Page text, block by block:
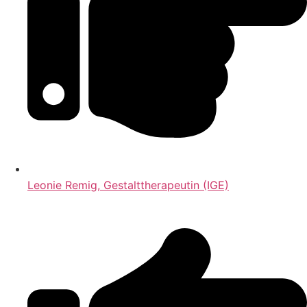
Leonie Remig, Gestalttherapeutin (IGE)